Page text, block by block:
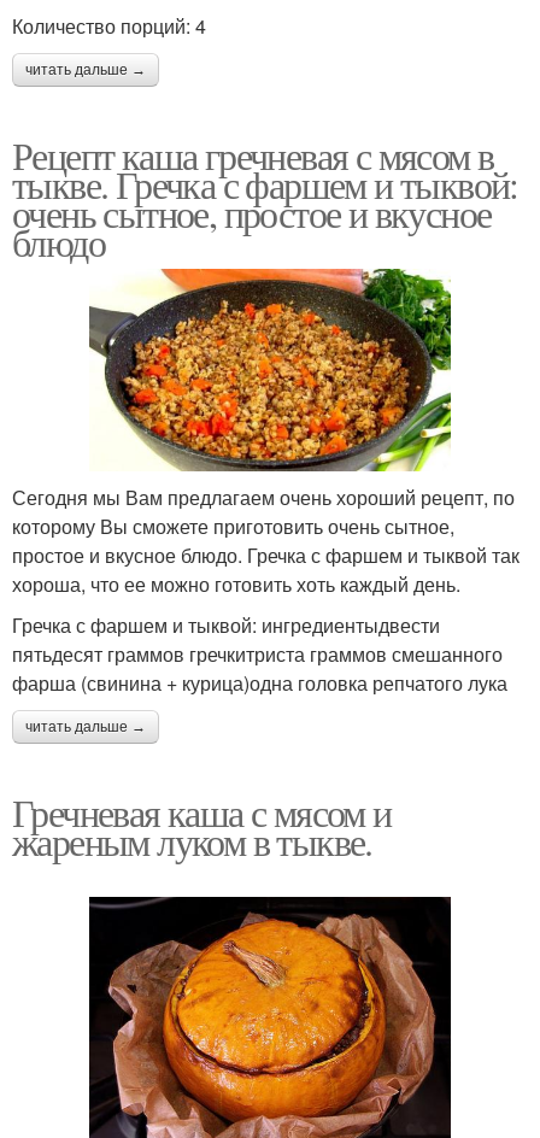
Количество порций: 4
читать дальше →
Рецепт каша гречневая с мясом в
тыкве. Гречка с фаршем и тыквой:
очень сытное, простое и вкусное
блюдо
Сегодня мы Вам предлагаем очень хороший рецепт, по
которому Вы сможете приготовить очень сытное,
простое и вкусное блюдо. Гречка с фаршем и тыквой так
хороша, что ее можно готовить хоть каждый день.
Гречка с фаршем и тыквой: ингредиентыдвести
пятьдесят граммов гречкитриста граммов смешанного
фарша (свинина + курица)одна головка репчатого лука
читать дальше →
Гречневая каша с мясом и
жареным луком в тыкве.